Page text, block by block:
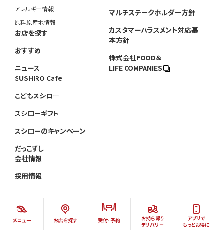
メニュー お店を探す 受付・予約
お持ち帰り
デリバリー
アプリで
もっとお得に
アレルギー情報
原料原産地情報
お店を探す
おすすめ
ニュース
SUSHIRO Cafe
こどもスシロー
スシローギフト
スシローのキャンペーン
だっこずし
会社情報
採用情報
マルチステークホルダー方針
カスタマーハラスメント対応基
本方針
株式会社FOOD＆
LIFE COMPANIES
©AKINDO SUSHIRO CO.,LTD.ALL RIGHTS RESERVED.